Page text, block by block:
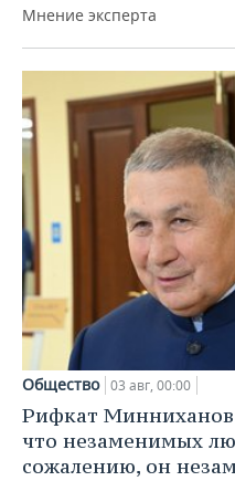
Мнение эксперта
Общество 03 авг, 00:00
Рифкат
что незаменимых
сожалению, он